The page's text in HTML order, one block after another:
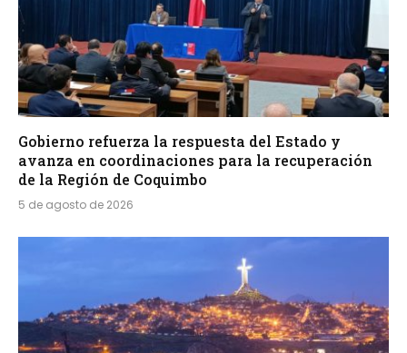
Gobierno refuerza la respuesta del Estado y
avanza en coordinaciones para la recuperación
de la Región de Coquimbo
5 de agosto de 2026